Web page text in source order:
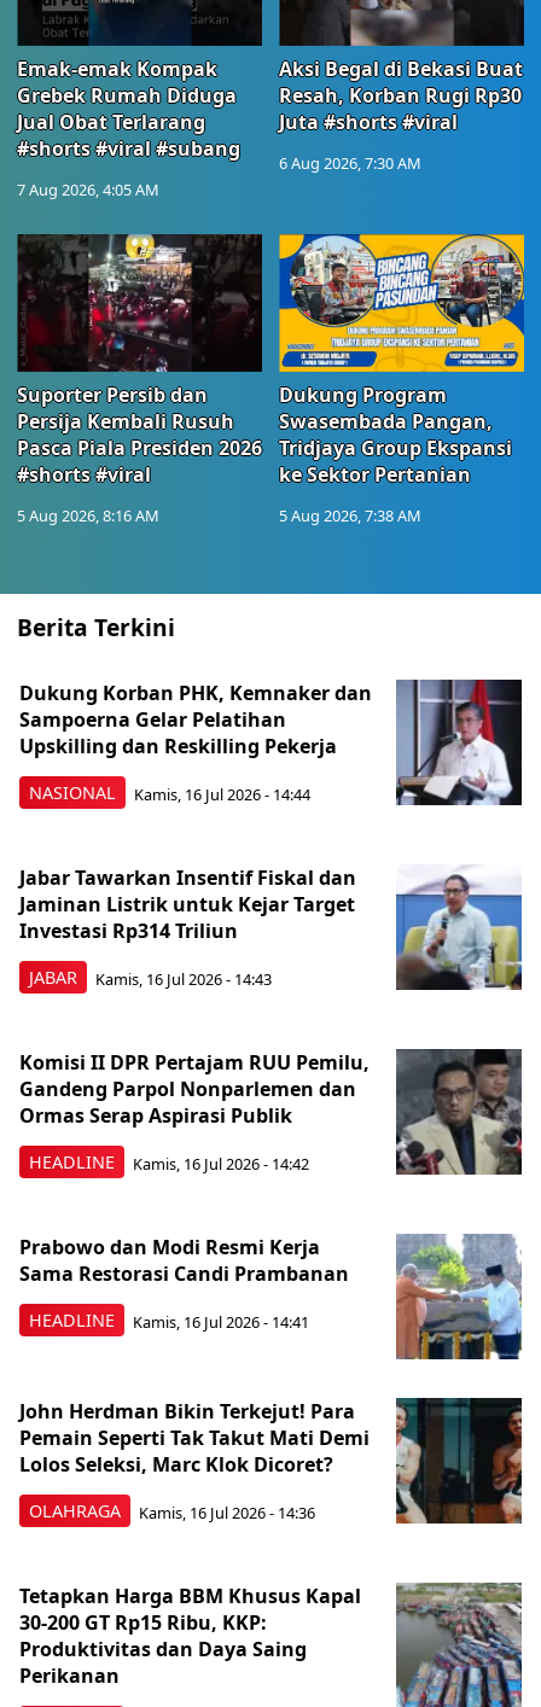
Emak-emak Kompak
Grebek Rumah Diduga
Jual Obat Terlarang
#shorts #viral #subang
7 Aug 2026, 4:05 AM
Aksi Begal di Bekasi Buat
Resah, Korban Rugi Rp30
Juta #shorts #viral
6 Aug 2026, 7:30 AM
Suporter Persib dan
Persija Kembali Rusuh
Pasca Piala Presiden 2026
#shorts #viral
5 Aug 2026, 8:16 AM
Dukung Program
Swasembada Pangan,
Tridjaya Group Ekspansi
ke Sektor Pertanian
5 Aug 2026, 7:38 AM
Berita Terkini
NASIONAL
Dukung Korban PHK, Kemnaker dan
Sampoerna Gelar Pelatihan
Upskilling dan Reskilling Pekerja
Kamis, 16 Jul 2026 - 14:44
JABAR
Jabar Tawarkan Insentif Fiskal dan
Jaminan Listrik untuk Kejar Target
Investasi Rp314 Triliun
Kamis, 16 Jul 2026 - 14:43
HEADLINE
Komisi II DPR Pertajam RUU Pemilu,
Gandeng Parpol Nonparlemen dan
Ormas Serap Aspirasi Publik
Kamis, 16 Jul 2026 - 14:42
HEADLINE
Prabowo dan Modi Resmi Kerja
Sama Restorasi Candi Prambanan
Kamis, 16 Jul 2026 - 14:41
OLAHRAGA
John Herdman Bikin Terkejut! Para
Pemain Seperti Tak Takut Mati Demi
Lolos Seleksi, Marc Klok Dicoret?
Kamis, 16 Jul 2026 - 14:36
Tetapkan Harga BBM Khusus Kapal
30-200 GT Rp15 Ribu, KKP:
Produktivitas dan Daya Saing
Perikanan